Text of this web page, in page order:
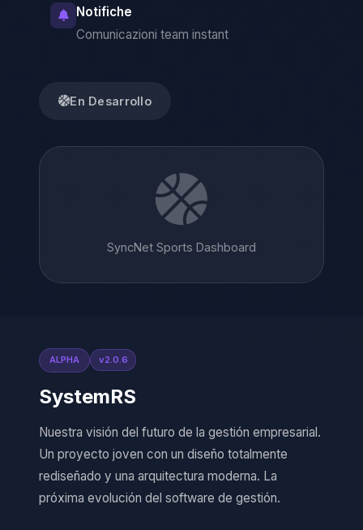
Notifiche
Comunicazioni team instant
En Desarrollo
SyncNet Sports Dashboard
ALPHA v2.0.6
SystemRS
Nuestra visión del futuro de la gestión empresarial.
Un proyecto joven con un diseño totalmente
rediseñado y una arquitectura moderna. La
próxima evolución del software de gestión.